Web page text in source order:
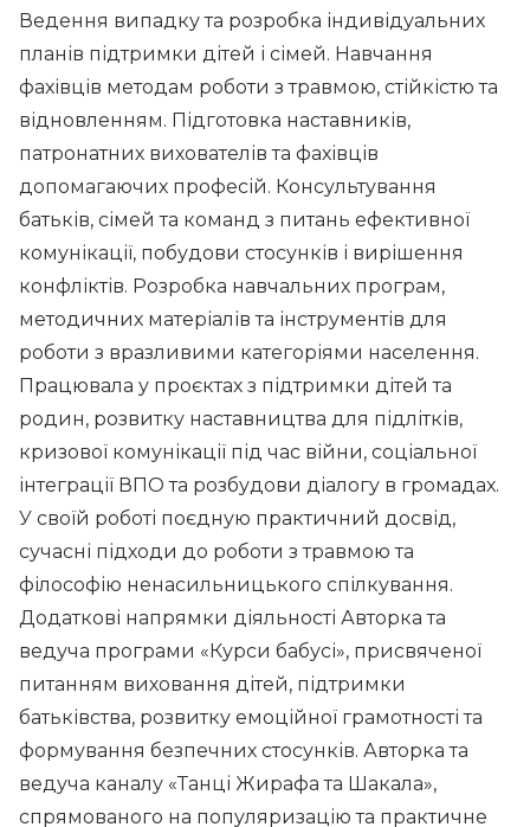
Ведення випадку та розробка індивідуальних
планів підтримки дітей і сімей. Навчання
фахівців методам роботи з травмою, стійкістю та
відновленням. Підготовка наставників,
патронатних вихователів та фахівців
допомагаючих професій. Консультування
батьків, сімей та команд з питань ефективної
комунікації, побудови стосунків і вирішення
конфліктів. Розробка навчальних програм,
методичних матеріалів та інструментів для
роботи з вразливими категоріями населення.
Працювала у проєктах з підтримки дітей та
родин, розвитку наставництва для підлітків,
кризової комунікації під час війни, соціальної
інтеграції ВПО та розбудови діалогу в громадах.
У своїй роботі поєдную практичний досвід,
сучасні підходи до роботи з травмою та
філософію ненасильницького спілкування.
Додаткові напрямки діяльності Авторка та
ведуча програми «Курси бабусі», присвяченої
питанням виховання дітей, підтримки
батьківства, розвитку емоційної грамотності та
формування безпечних стосунків. Авторка та
ведуча каналу «Танці Жирафа та Шакала»,
спрямованого на популяризацію та практичне